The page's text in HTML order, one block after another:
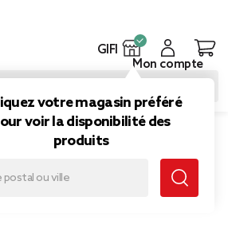
GIFI
votre magasin préféré
voir la disponibilité des
produits
Mon compte
pot carré avec
bois senteur